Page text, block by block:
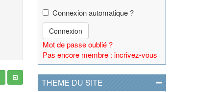
Connexion automatique ?
Connexion
Mot de passe oublié ?
Pas encore membre : incrivez-vous
THEME DU SITE